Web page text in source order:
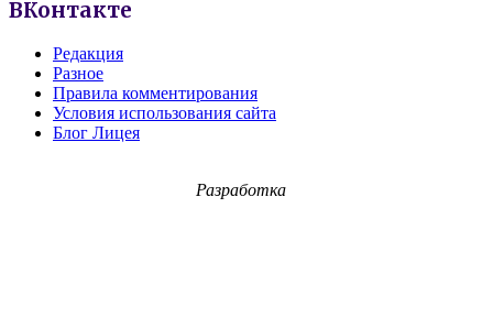
ВКонтакте
Редакция
Разное
Правила комментирования
Условия использования сайта
Блог Лицея
Разработка